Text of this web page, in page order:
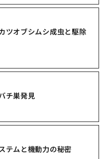
ツオブシムシ成虫と駆除
チ巣発見
テムと機動力の秘密